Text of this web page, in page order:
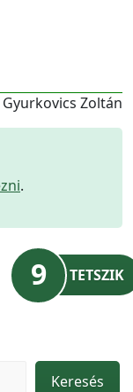
Gyurkovics Zoltán
.
9 TETSZIK
Keresés